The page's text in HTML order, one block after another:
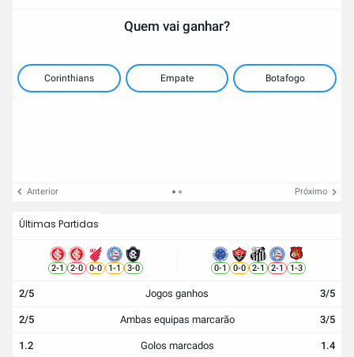
Quem vai ganhar?
Corinthians Empate Botafogo
Anterior Próximo
Últimas Partidas
2-1 2-0 0-0 1-1 3-0 0-1 0-0 2-1 2-1 1-3
2/5 Jogos ganhos 3/5
2/5 Ambas equipas marcarão 3/5
1.2 Golos marcados 1.4